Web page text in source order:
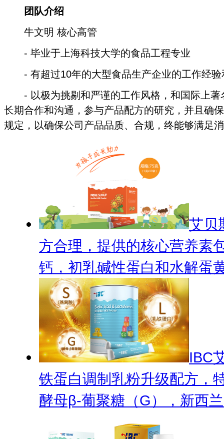
团队介绍
牛文明 核心高管
- 毕业于上海科技大学的食品工程专业
- 有超过10年的大型食品生产企业的工作经验
- 以极为挑剔和严谨的工作风格，和国际上著
长期合作和沟通，参与产品配方的研究，并且确
规定，以确保公司产品品质、合规，终能够满足
艾贝
方合理，提供的核心营养素
钙，初乳碱性蛋白和水解蛋
IBC
铁蛋白调制乳粉升级配方，
酵母β-葡聚糖（G），新西